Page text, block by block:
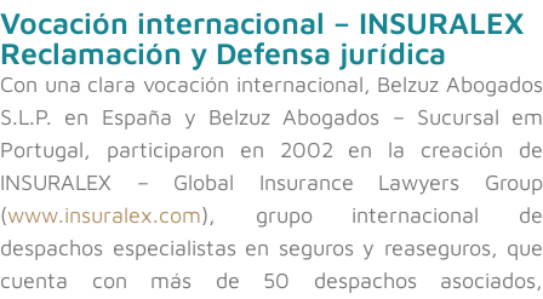
Vocación internacional – INSURALEX
Reclamación y Defensa jurídica
Con una clara vocación internacional, Belzuz Abogados
S.L.P. en España y Belzuz Abogados – Sucursal em
Portugal, participaron en 2002 en la creación de
INSURALEX – Global Insurance Lawyers Group
(www.insuralex.com), grupo internacional de
despachos especialistas en seguros y reaseguros, que
cuenta con más de 50 despachos asociados,